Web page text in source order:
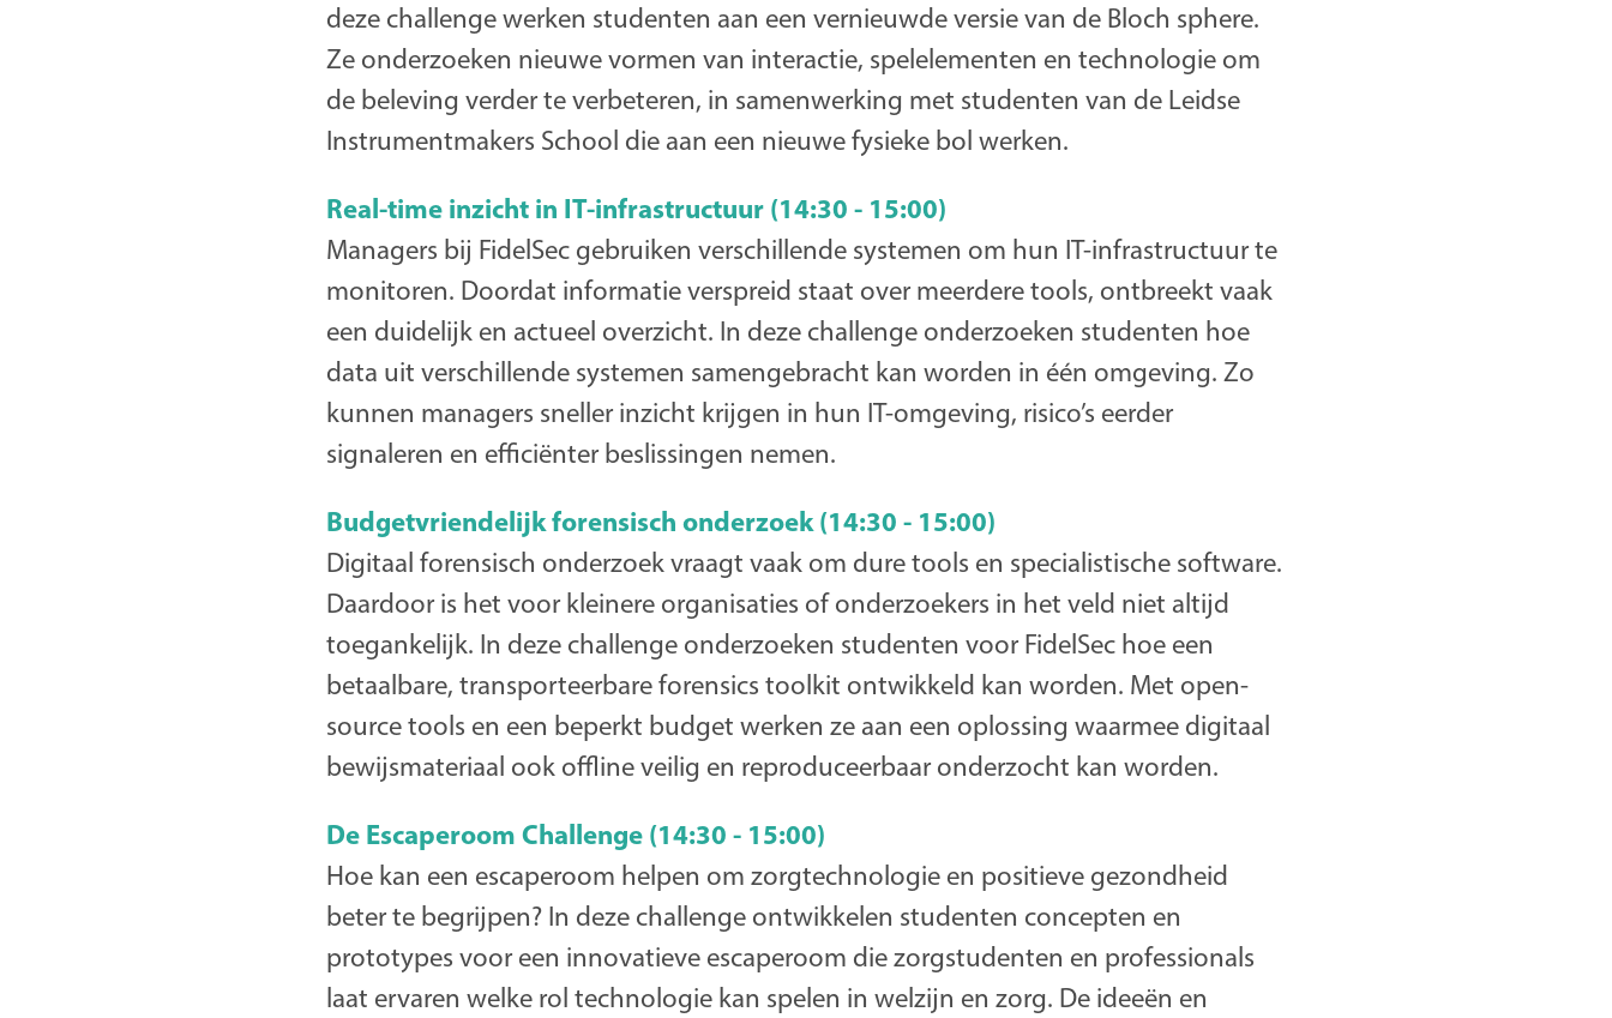
deze challenge werken studenten aan een vernieuwde versie van de Bloch sphere.
Ze onderzoeken nieuwe vormen van interactie, spelelementen en technologie om
de beleving verder te verbeteren, in samenwerking met studenten van de Leidse
Instrumentmakers School die aan een nieuwe fysieke bol werken.
Real-time inzicht in IT-infrastructuur (14:30 - 15:00)
Managers bij FidelSec gebruiken verschillende systemen om hun IT-infrastructuur te
monitoren. Doordat informatie verspreid staat over meerdere tools, ontbreekt vaak
een duidelijk en actueel overzicht. In deze challenge onderzoeken studenten hoe
data uit verschillende systemen samengebracht kan worden in één omgeving. Zo
kunnen managers sneller inzicht krijgen in hun IT-omgeving, risico’s eerder
signaleren en efficiënter beslissingen nemen.
Budgetvriendelijk forensisch onderzoek (14:30 - 15:00)
Digitaal forensisch onderzoek vraagt vaak om dure tools en specialistische software.
Daardoor is het voor kleinere organisaties of onderzoekers in het veld niet altijd
toegankelijk. In deze challenge onderzoeken studenten voor FidelSec hoe een
betaalbare, transporteerbare forensics toolkit ontwikkeld kan worden. Met open-
source tools en een beperkt budget werken ze aan een oplossing waarmee digitaal
bewijsmateriaal ook offline veilig en reproduceerbaar onderzocht kan worden.
De Escaperoom Challenge (14:30 - 15:00)
Hoe kan een escaperoom helpen om zorgtechnologie en positieve gezondheid
beter te begrijpen? In deze challenge ontwikkelen studenten concepten en
prototypes voor een innovatieve escaperoom die zorgstudenten en professionals
laat ervaren welke rol technologie kan spelen in welzijn en zorg. De ideeën en